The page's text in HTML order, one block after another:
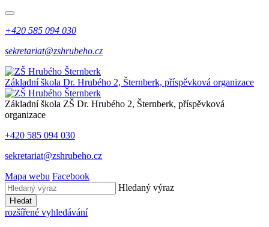
+420 585 094 030
sekretariat@zshrubeho.cz
Základní škola Dr. Hrubého 2, Šternberk, příspěvková organizace
Základní škola ZŠ Dr. Hrubého 2, Šternberk, příspěvková
organizace
+420 585 094 030
sekretariat@zshrubeho.cz
Mapa webu Facebook
Hledaný výraz
Hledat
rozšířené vyhledávání